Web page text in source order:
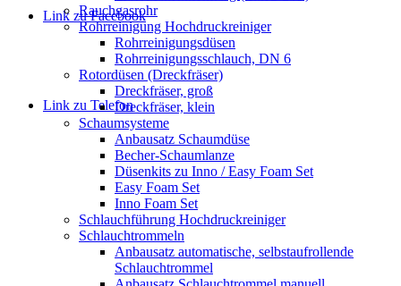
Link zu Facebook
Link zu Telefon
Rauchgasrohr
Rohrreinigung Hochdruckreiniger
Rohrreinigungsdüsen
Rohrreinigungsschlauch, DN 6
Rotordüsen (Dreckfräser)
Dreckfräser, groß
Dreckfräser, klein
Schaumsysteme
Anbausatz Schaumdüse
Becher-Schaumlanze
Düsenkits zu Inno / Easy Foam Set
Easy Foam Set
Inno Foam Set
Schlauchführung Hochdruckreiniger
Schlauchtrommeln
Anbausatz automatische, selbstaufrollende
Schlauchtrommel